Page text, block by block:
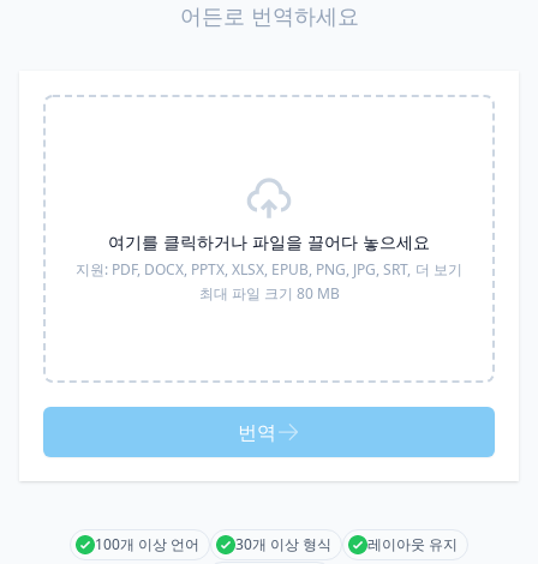
어든로 번역하세요
여기를 클릭하거나 파일을 끌어다 놓으세요
지원: PDF, DOCX, PPTX, XLSX, EPUB, PNG, JPG, SRT, 더 보기
최대 파일 크기 80 MB
번역
100개 이상 언어 30개 이상 형식
레이아웃 유지